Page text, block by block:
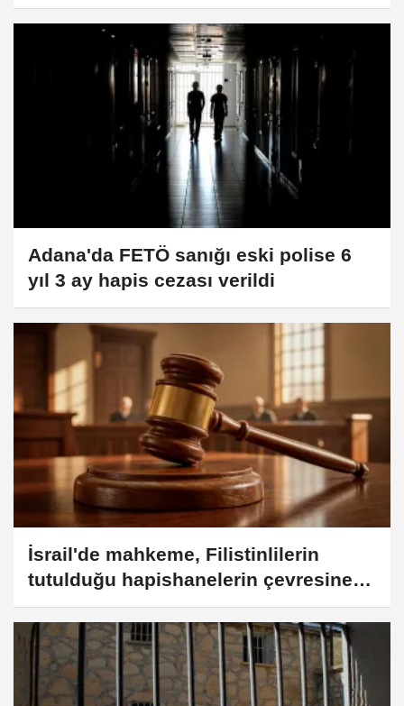
Adana'da FETÖ sanığı eski polise 6
yıl 3 ay hapis cezası verildi
İsrail'de mahkeme, Filistinlilerin
tutulduğu hapishanelerin çevresine
timsah yerleştirilmesi planını
durdurdu